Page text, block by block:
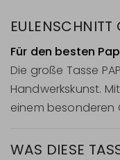
EULENSCHNITT
Für den besten
Die große Tasse
Handwerkskunst.
einem besonderen
WAS DIESE